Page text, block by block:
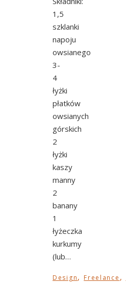
1,5
szklanki
napoju
owsianego
3-
4
łyżki
płatków
owsianych
górskich
2
łyżki
kaszy
manny
2
banany
1
łyżeczka
kurkumy
(lub…
Design, Freelance ,